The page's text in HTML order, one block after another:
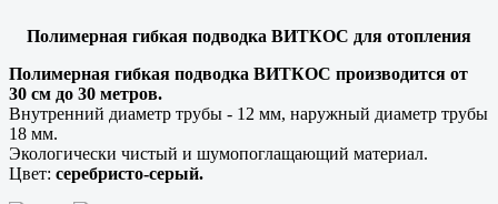
Полимерная гибкая подводка ВИТКОС для отопления
Полимерная гибкая подводка ВИТКОС производится от
30 см до 30 метров.
Внутренний диаметр трубы - 12 мм, наружный диаметр трубы
18 мм.
Экологически чистый и шумопоглащающий материал.
Цвет: серебристо-серый.